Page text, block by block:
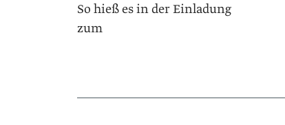
So hieß es in der Einladung
zum